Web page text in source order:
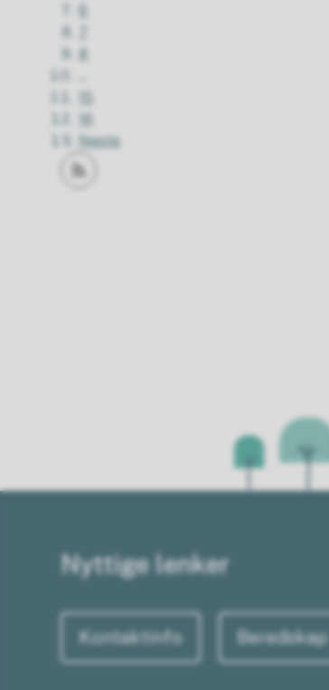
6
8
16
Neste
Nyttige lenker
Kontaktinfo Beredskap